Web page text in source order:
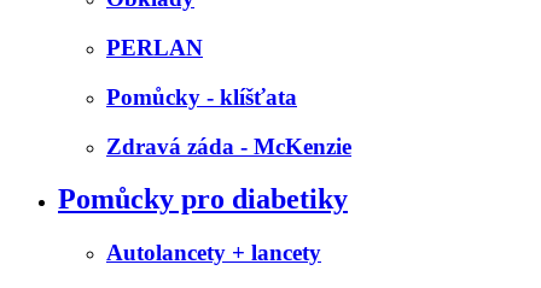
PERLAN
Pomůcky - klíšťata
Zdravá záda - McKenzie
Pomůcky pro diabetiky
Autolancety + lancety